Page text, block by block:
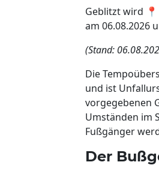
Geblitzt wird 📍
am 06.08.2026
(Stand:
Die
und ist
vorgegebenen
Umständen im
Fußgänger
Der